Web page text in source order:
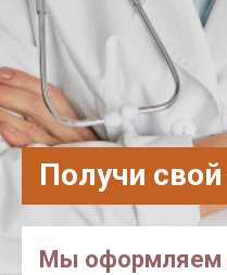
Получи
Мы оформляем